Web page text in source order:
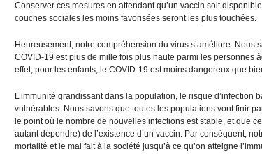
Conserver ces mesures en attendant qu’un vaccin soit
couches sociales les moins favorisées seront les plus touchées.
Heureusement, notre compréhension du virus s’améliore. Nous
COVID-19 est plus de mille fois plus haute parmi les personnes
effet, pour les enfants, le COVID-19 est moins dangereux que
L’immunité grandissant dans la population, le risque d’infection
vulnérables. Nous savons que toutes les populations vont finir
le point où le nombre de nouvelles infections est stable, et que
autant dépendre) de l’existence d’un vaccin. Par conséquent,
mortalité et le mal fait à la société jusqu’à ce qu’on atteigne